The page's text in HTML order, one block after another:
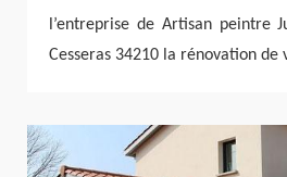
l’entreprise de Artisan peintre
Cesseras 34210 la rénovation de